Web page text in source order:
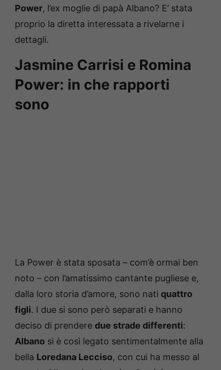
Power, l’ex moglie di papà Albano? E’ stata
proprio la diretta interessata a rivelarne i
dettagli.
Jasmine Carrisi e Romina
Power: in che rapporti
sono
La Power è stata sposata – com’è ormai ben
noto – con l’amatissimo cantante pugliese e,
dalla loro storia d’amore, sono nati quattro
figli. I due si sono però separati e hanno
deciso di prendere due strade differenti:
Albano si è così legato sentimentalmente alla
bella Loredana Lecciso, con cui ha messo al